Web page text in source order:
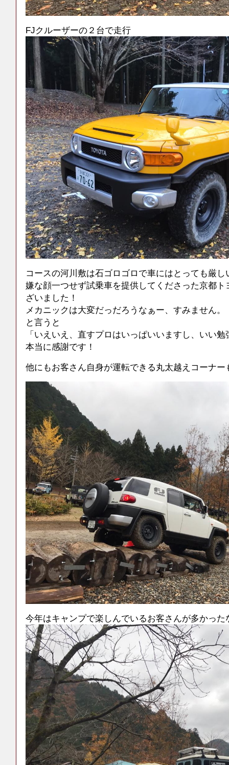
FJクルーザーの２台で走行
コースの河川敷は石ゴロゴロで車にはとっても厳
嫌な顔一つせず試乗車を提供してくださった京都
ざいました！
メカニックは大変だっだろうなぁー、すみません。
と言うと
「いえいえ、直すプロはいっぱいいますし、いい
本当に感謝です！
他にもお客さん自身が運転できる丸太越えコーナー
今年はキャンプで楽しんでいるお客さんが多かった